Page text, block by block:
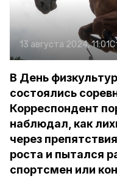
13 августа 2024, 11:01
В День
состоялись
Корреспондент
наблюдал, как
через
роста и пытался
спортсмен или